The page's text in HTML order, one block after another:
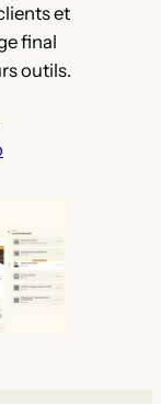
et
final
outils.